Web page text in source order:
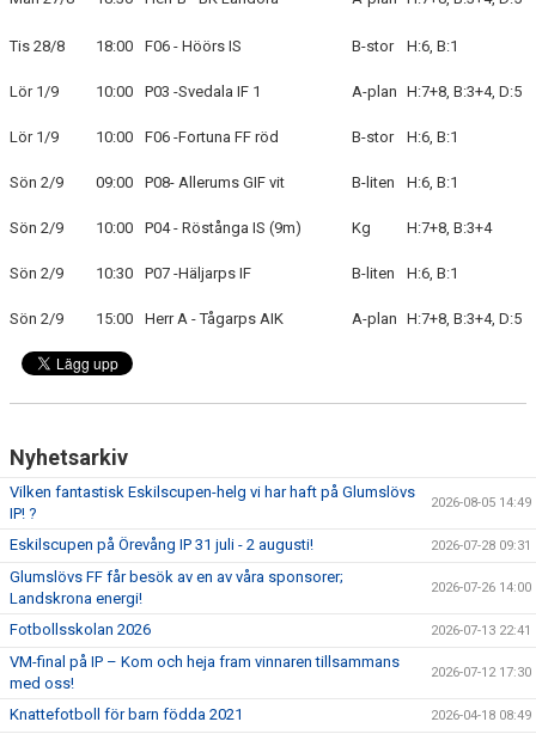
BLI MEDLEM
KLÄDKOLLEKTION
Tis 28/8 18:00 F06 - Höörs IS B-stor H:6, B:1
Lör 1/9 10:00 P03 -Svedala IF 1 A-plan H:7+8, B:3+4, D:5
Lör 1/9 10:00 F06 -Fortuna FF röd B-stor H:6, B:1
Sön 2/9 09:00 P08- Allerums GIF vit B-liten H:6, B:1
Sön 2/9 10:00 P04 - Röstånga IS (9m) Kg H:7+8, B:3+4
Sön 2/9 10:30 P07 -Häljarps IF B-liten H:6, B:1
Sön 2/9 15:00 Herr A - Tågarps AIK A-plan H:7+8, B:3+4, D:5
Nyhetsarkiv
Vilken fantastisk Eskilscupen-helg vi har haft på Glumslövs
IP! ?
2026-08-05 14:49
Eskilscupen på Örevång IP 31 juli - 2 augusti! 2026-07-28 09:31
Glumslövs FF får besök av en av våra sponsorer;
Landskrona energi!
2026-07-26 14:00
Fotbollsskolan 2026 2026-07-13 22:41
VM-final på IP – Kom och heja fram vinnaren tillsammans
med oss!
2026-07-12 17:30
Knattefotboll för barn födda 2021 2026-04-18 08:49